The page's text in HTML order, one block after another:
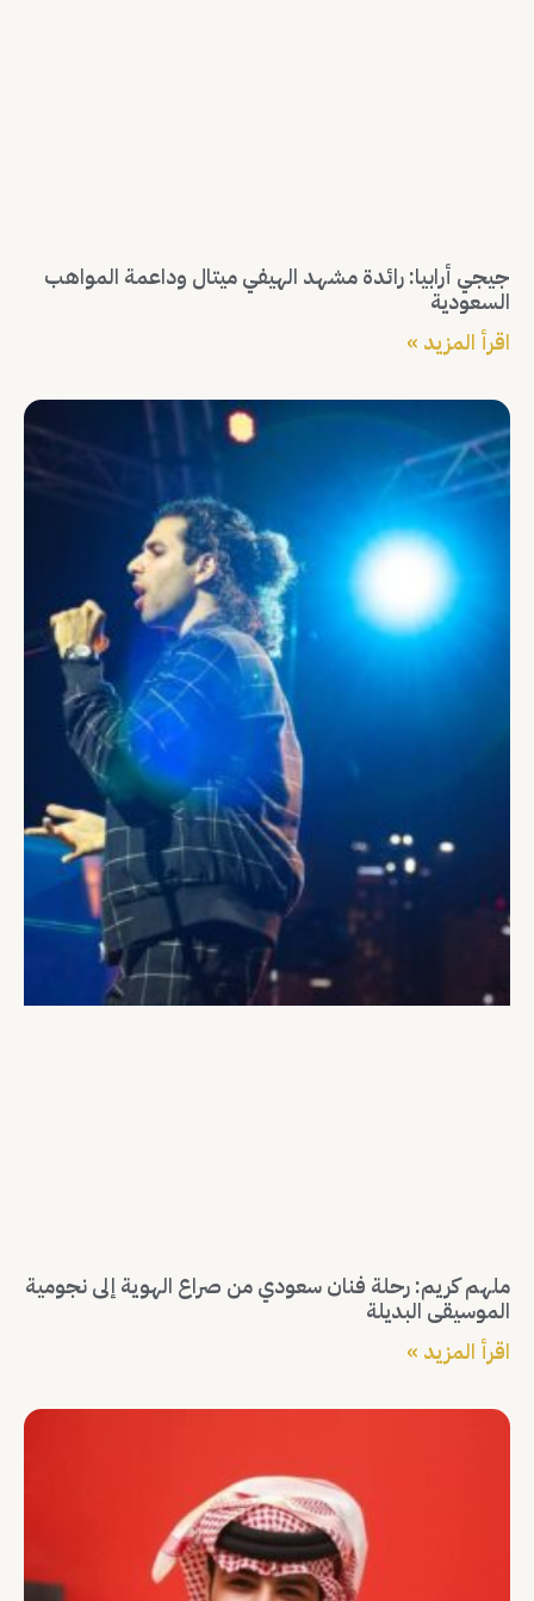
جيجي أرابيا: رائدة مشهد الهيفي ميتال وداعمة المواهب
السعودية
اقرأ المزيد »
ملهم كريم: رحلة فنان سعودي من صراع الهوية إلى نجومية
الموسيقى البديلة
اقرأ المزيد »